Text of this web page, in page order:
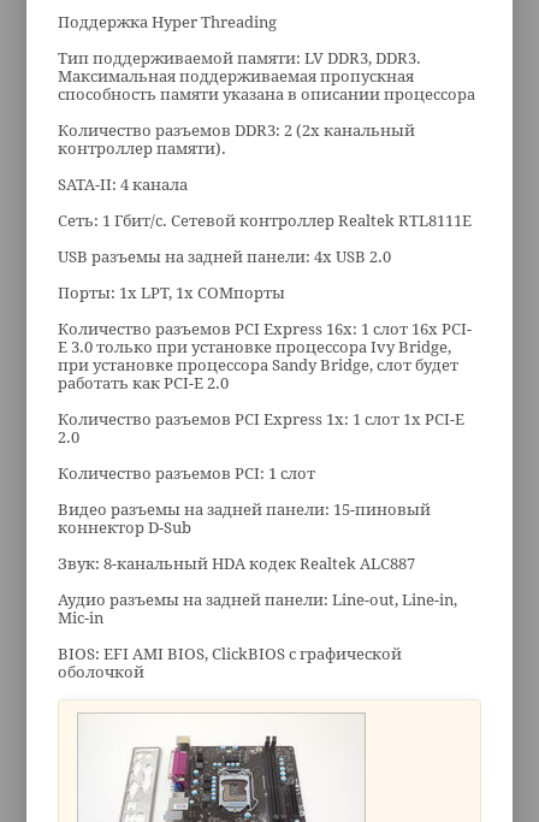
Поддержка Hyper Threading
Тип поддерживаемой памяти: LV DDR3, DDR3.
Максимальная поддерживаемая пропускная
способность памяти указана в описании процессора
Количество разъемов DDR3: 2 (2х канальный
контроллер памяти).
SATA-II: 4 канала
Сеть: 1 Гбит/с. Сетевой контроллер Realtek RTL8111E
USB разъемы на задней панели: 4x USB 2.0
Порты: 1x LPT, 1x COMпорты
Количество разъемов PCI Express 16x: 1 слот 16x PCI-
E 3.0 только при установке процессора Ivy Bridge,
при установке процессора Sandy Bridge, слот будет
работать как PCI-E 2.0
Количество разъемов PCI Express 1x: 1 слот 1x PCI-E
2.0
Количество разъемов PCI: 1 слот
Видео разъемы на задней панели: 15-пиновый
коннектор D-Sub
Звук: 8-канальный HDA кодек Realtek ALC887
Аудио разъемы на задней панели: Line-out, Line-in,
Mic-in
BIOS: EFI AMI BIOS, ClickBIOS с графической
оболочкой